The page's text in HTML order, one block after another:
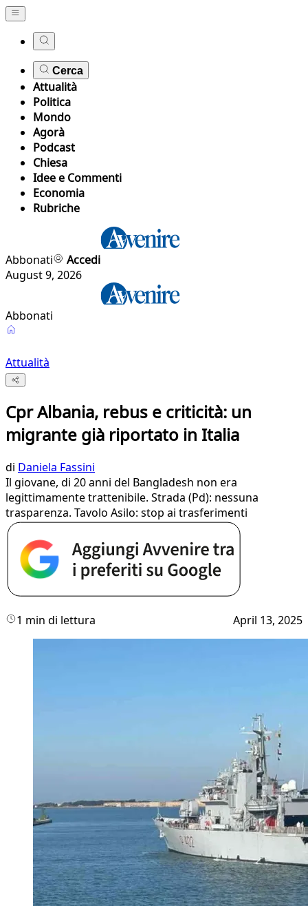
Cerca
Attualità
Politica
Mondo
Agorà
Podcast
Chiesa
Idee e Commenti
Economia
Rubriche
Abbonati
Accedi
August 9, 2026
Abbonati
Attualità
Cpr Albania, rebus e criticità: un
migrante già riportato in Italia
di Daniela Fassini
Il giovane, di 20 anni del Bangladesh non era
legittimamente trattenibile. Strada (Pd): nessuna
trasparenza. Tavolo Asilo: stop ai trasferimenti
1 min di lettura April 13, 2025